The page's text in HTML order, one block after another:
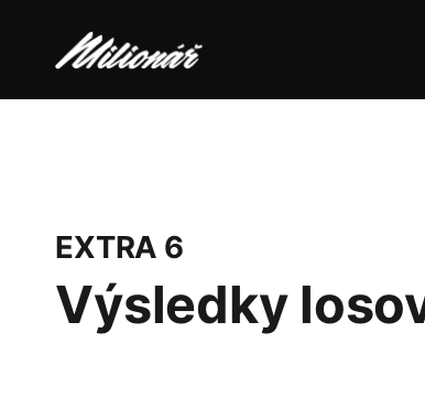
EXTRA 6
Výsledky